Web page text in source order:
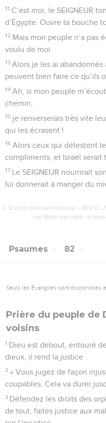
11 C’est moi, le SEIGNEUR
d’Égypte. Ouvre ta bouche
12 Mais mon peuple n’a pas
voulu de moi.
13 Alors je les ai
peuvent bien faire ce qu’ils
14 Ah, si mon peuple
chemin,
15 je renverserais très vite
qui les écrasent !
16 Alors ceux qui détestent
compliments, et Israël serait
17 Le SEIGNEUR nourrirait
lui donnerait à manger du
© Société biblique française – Bibli’O,
une Bible imprimée,
Psaumes 82
Seuls les Évangiles sont disponibles
Prière du peuple de
voisins
1 Dieu est debout, entouré
dieux, il rend la justice :
2 « Vous jugez de façon
coupables. Cela va durer
3 Défendez les droits des
de tout, faites justice aux